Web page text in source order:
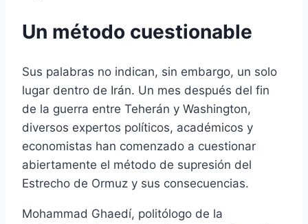
Un método cuestionable
Sus palabras no indican, sin embargo, un solo
lugar dentro de Irán. Un mes después del fin
de la guerra entre Teherán y Washington,
diversos expertos políticos, académicos y
economistas han comenzado a cuestionar
abiertamente el método de supresión del
Estrecho de Ormuz y sus consecuencias.
Mohammad Ghaedí, politólogo de la